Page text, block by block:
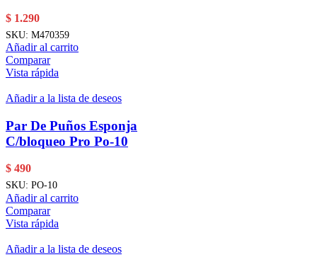
$ 1.290
SKU: M470359
Añadir al carrito
Comparar
Vista rápida
Añadir a la lista de deseos
Par De Puños Esponja
C/bloqueo Pro Po-10
$ 490
SKU: PO-10
Añadir al carrito
Comparar
Vista rápida
Añadir a la lista de deseos